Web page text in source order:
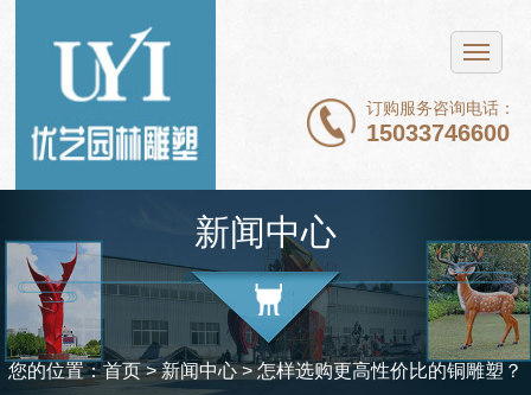
订购服务咨询电话：
15033746600
铜雕塑
石雕
玻璃钢雕塑
新闻中心
案例展示
新闻中心
您的位置：首页>新闻中心> 怎样选购更高性价比的铜雕塑？